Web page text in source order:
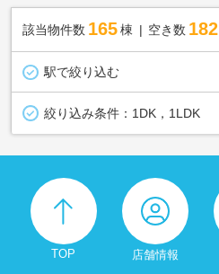
該当物件数 165棟 空き数 182
駅で絞り込む
絞り込み条件： 1DK，1LDK
TOP 店舗情報